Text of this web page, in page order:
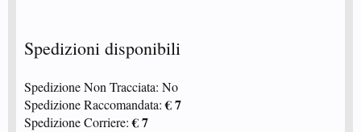
Spedizioni disponibili
Spedizione Non Tracciata: No
Spedizione Raccomandata:€ 7
Spedizione Corriere:€ 7